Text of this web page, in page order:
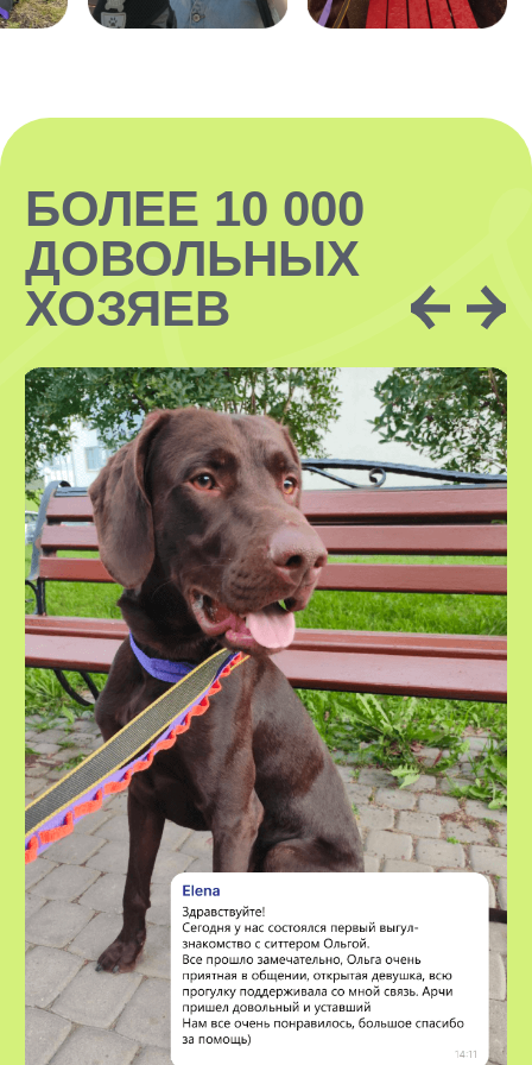
Сервис по выгулу и передержке
домашних животных
VOX • ВОКС
8-800-222-59-47